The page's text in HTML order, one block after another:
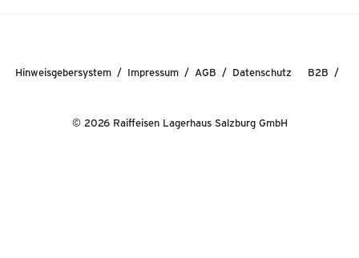
© 2026 Raiffeisen Lagerhaus Salzburg GmbH
Hinweisgebersystem Impressum AGB Datenschutz B2B